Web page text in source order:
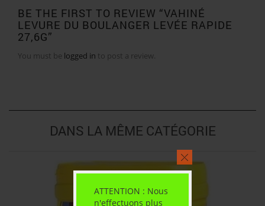
ATTENTION : Nous
n'effectuons plus
BE THE FIRST TO REVIEW “VAHINÉ
LEVURE DU BOULANGER LEVÉE RAPIDE
27,6G”
You must be logged in to post a review.
DANS LA MÊME CATÉGORIE